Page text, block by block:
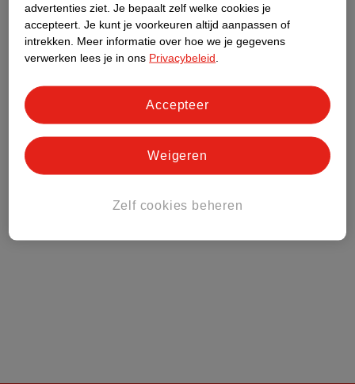
Kruidvat Club
Over Kruidvat
advertenties ziet. Je bepaalt zelf welke cookies je
accepteert. Je kunt je voorkeuren altijd aanpassen of
intrekken.
Meer informatie over hoe we je gegevens
verwerken lees je in ons Privacybeleid
Zelf cookies beheren
Weigeren
Accepteer